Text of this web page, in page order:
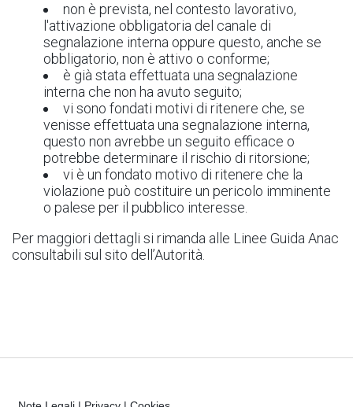
non è prevista, nel contesto lavorativo,
l'attivazione obbligatoria del canale di
segnalazione interna oppure questo, anche se
obbligatorio, non è attivo o conforme;
è già stata effettuata una segnalazione
interna che non ha avuto seguito;
vi sono fondati motivi di ritenere che, se
venisse effettuata una segnalazione interna,
questo non avrebbe un seguito efficace o
potrebbe determinare il rischio di ritorsione;
vi è un fondato motivo di ritenere che la
violazione può costituire un pericolo imminente
o palese per il pubblico interesse.
Per maggiori dettagli si rimanda alle Linee Guida Anac
consultabili sul sito dell’Autorità.